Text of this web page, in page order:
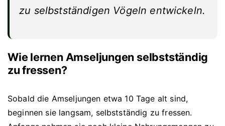
zu selbstständigen Vögeln entwickeln.
Wie lernen Amseljungen selbstständig
zu fressen?
Sobald die Amseljungen etwa 10 Tage alt sind,
beginnen sie langsam, selbstständig zu fressen.